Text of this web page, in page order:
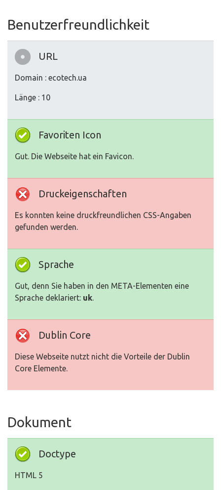
Benutzerfreundlichkeit
URL
Domain : ecotech.ua
Länge : 10
Favoriten Icon
Gut. Die Webseite hat ein Favicon.
Druckeigenschaften
Es konnten keine druckfreundlichen CSS-Angaben
gefunden werden.
Sprache
Gut, denn Sie haben in den META-Elementen eine
Sprache deklariert: uk.
Dublin Core
Diese Webseite nutzt nicht die Vorteile der Dublin
Core Elemente.
Dokument
Doctype
HTML 5